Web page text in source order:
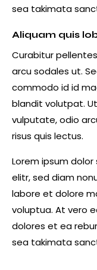
sea takimata
Aliquam quis
Curabitur
arcu sodales ut.
commodo id id
blandit volutpat.
vulputate, odio
risus quis lectus.
Lorem ipsum
elitr, sed diam
labore et dolore
voluptua. At vero
dolores et ea
sea takimata